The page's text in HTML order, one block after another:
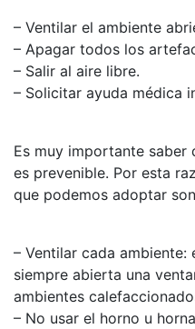
– Ventilar el ambiente
– Apagar todos los
– Salir al aire libre.
– Solicitar ayuda médica
Es muy importante
es prevenible. Por esta
que podemos adoptar
– Ventilar cada ambiente:
siempre abierta una
ambientes
– No usar el horno u